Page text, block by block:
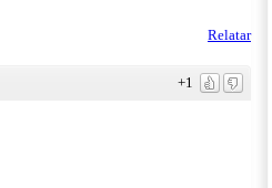
Relatar
+1